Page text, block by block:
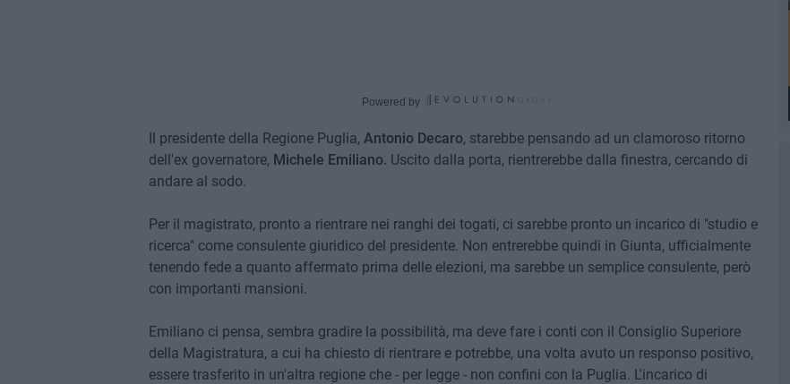
Powered by
Il presidente della Regione Puglia, Antonio Decaro, starebbe pensando ad un clamoroso ritorno
dell'ex governatore, Michele Emiliano. Uscito dalla porta, rientrerebbe dalla finestra, cercando di
andare al sodo.
Per il magistrato, pronto a rientrare nei ranghi dei togati, ci sarebbe pronto un incarico di "studio e
ricerca" come consulente giuridico del presidente. Non entrerebbe quindi in Giunta, ufficialmente
tenendo fede a quanto affermato prima delle elezioni, ma sarebbe un semplice consulente, però
con importanti mansioni.
Emiliano ci pensa, sembra gradire la possibilità, ma deve fare i conti con il Consiglio Superiore
della Magistratura, a cui ha chiesto di rientrare e potrebbe, una volta avuto un responso positivo,
essere trasferito in un'altra regione che - per legge - non confini con la Puglia. L'incarico di